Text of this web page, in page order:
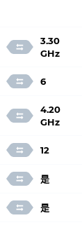
3.30
GHz
6
4.20
GHz
12
是
是